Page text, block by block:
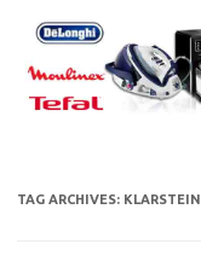
content
TAG ARCHIVES: KLARSTEIN